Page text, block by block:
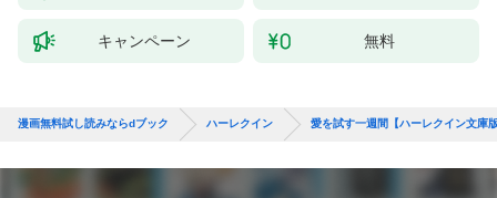
キャンペーン 無料
漫画無料試し読みならdブック ハーレクイン 愛を試す一週間【ハーレクイン文庫